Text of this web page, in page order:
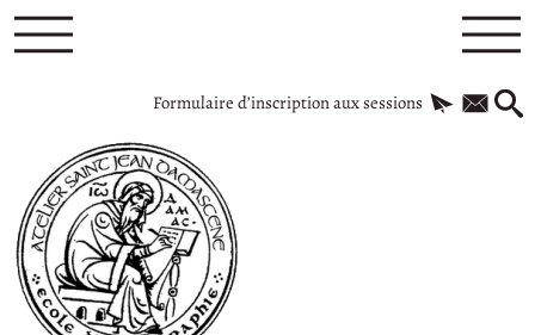
Formulaire d’inscription aux sessions